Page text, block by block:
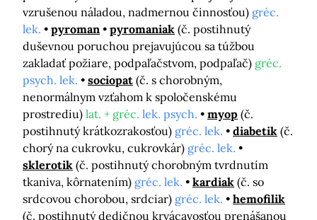
vzrušenou náladou, nadmernou činnosťou) gréc.
lek.
pyroman pyromaniak (č. postihnutý
duševnou poruchou prejavujúcou sa túžbou
zakladať požiare, podpaľačstvom, podpaľač) gréc.
psych. lek.
sociopat (č. s chorobným,
nenormálnym vzťahom k spoločenskému
prostrediu) lat. + gréc. lek. psych. myop (č.
postihnutý krátkozrakosťou) gréc. lek. diabetik (č.
chorý na cukrovku, cukrovkár) gréc. lek.
sklerotik (č. postihnutý chorobným tvrdnutím
tkaniva, kôrnatením) gréc. lek. kardiak (č. so
srdcovou chorobou, srdciar) gréc. lek.
hemofilik
(č. postihnutý dedičnou krvácavosťou prenášanou